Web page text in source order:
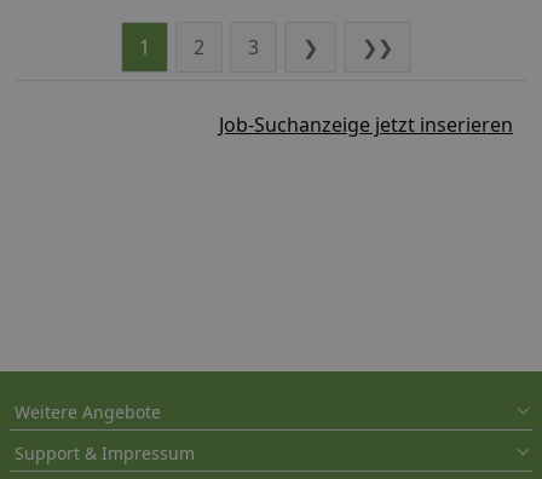
1 2 3 ❯ ❯❯
Job-Suchanzeige jetzt inserieren
Weitere Angebote
Support & Impressum